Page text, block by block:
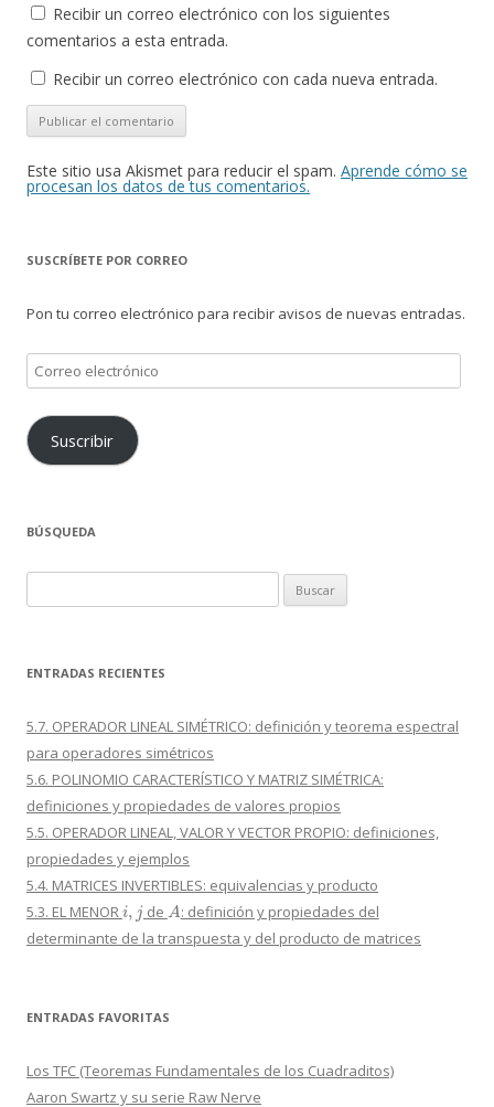
Recibir un correo electrónico con los siguientes
comentarios a esta entrada.
Recibir un correo electrónico con cada nueva entrada.
Este sitio usa Akismet para reducir el spam. Aprende cómo se
procesan los datos de tus comentarios.
SUSCRÍBETE POR CORREO
Pon tu correo electrónico para recibir avisos de nuevas entradas.
Correo
electrónico
Suscribir
BÚSQUEDA
ENTRADAS RECIENTES
5.7. OPERADOR LINEAL SIMÉTRICO: definición y teorema espectral
para operadores simétricos
5.6. POLINOMIO CARACTERÍSTICO Y MATRIZ SIMÉTRICA:
definiciones y propiedades de valores propios
5.5. OPERADOR LINEAL, VALOR Y VECTOR PROPIO: definiciones,
propiedades y ejemplos
5.4. MATRICES INVERTIBLES: equivalencias y producto
5.3. EL MENORi,j de A: definición y propiedades del
determinante de la transpuesta y del producto de matrices
ENTRADAS FAVORITAS
Los TFC (Teoremas Fundamentales de los Cuadraditos)
Aaron Swartz y su serie Raw Nerve